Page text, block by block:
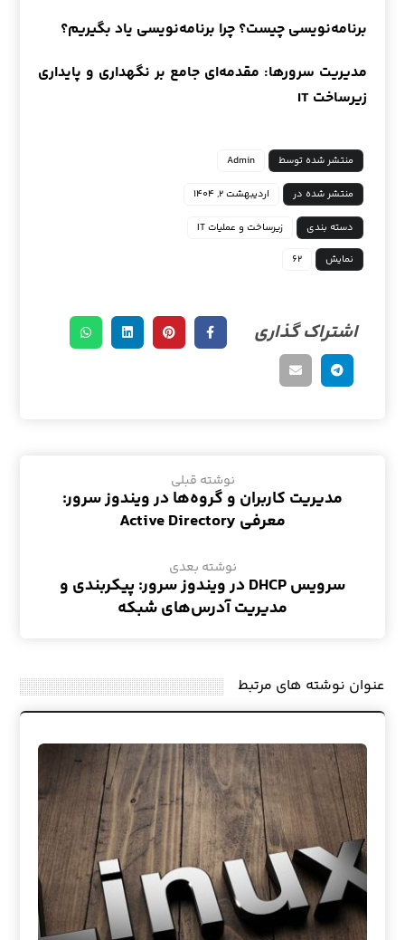
برنامه‌نویسی چیست؟ چرا برنامه‌نویسی یاد بگیریم؟
مدیریت سرورها: مقدمه‌ای جامع بر نگهداری و پایداری
زیرساخت IT
منتشر شده توسط Admin
منتشر شده در اردیبهشت ۲, ۱۴۰۴
دسته بندی زیرساخت و عملیات IT
نمایش ۶۲
نوشته قبلی
مدیریت کاربران و گروه‌ها در ویندوز سرور:
معرفی Active Directory
نوشته بعدی
سرویس DHCP در ویندوز سرور: پیکربندی و
مدیریت آدرس‌های شبکه
عنوان ‫نوشته های مرتبط